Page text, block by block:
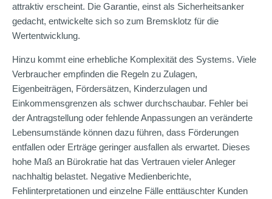
attraktiv erscheint. Die Garantie, einst als Sicherheitsanker
gedacht, entwickelte sich so zum Bremsklotz für die
Wertentwicklung.
Hinzu kommt eine erhebliche Komplexität des Systems. Viele
Verbraucher empfinden die Regeln zu Zulagen,
Eigenbeiträgen, Fördersätzen, Kinderzulagen und
Einkommensgrenzen als schwer durchschaubar. Fehler bei
der Antragstellung oder fehlende Anpassungen an veränderte
Lebensumstände können dazu führen, dass Förderungen
entfallen oder Erträge geringer ausfallen als erwartet. Dieses
hohe Maß an Bürokratie hat das Vertrauen vieler Anleger
nachhaltig belastet. Negative Medienberichte,
Fehlinterpretationen und einzelne Fälle enttäuschter Kunden